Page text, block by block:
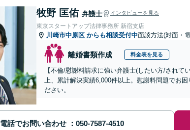
牧野 匡佑 弁護士 インタビューを見る
東京スタートアップ法律事務所 新宿支店
川崎市中原区 からも相談受付中面談方法(対面・
離婚書類作成 料金表を見る
【不倫/慰謝料請求に強い弁護士(したい方/され
上、累計解決実績6,000件以上。慰謝料問題でお
ださい。
電話でお問い合わせ